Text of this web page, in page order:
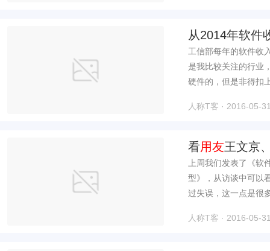
从2014年软件
友、
工信部每年的软件收
是我比较关注的行业
硬件的，但是非得扣
人称T客 · 2016-05-
看用友王文京
的过失
上周我们发表了《
型》，从访谈中可以
过失误，这一点是很
人称T客 · 2016-05-